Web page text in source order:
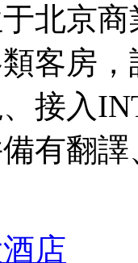
北京
客房
接入
有翻
店